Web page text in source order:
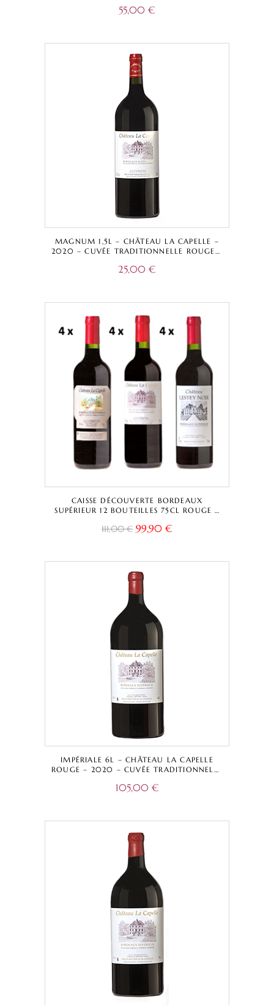
55,00 €
MAGNUM 1,5L – CHÂTEAU LA CAPELLE –
2020 – CUVÉE TRADITIONNELLE ROUGE –
25,00 €
CAISSE DÉCOUVERTE BORDEAUX
SUPÉRIEUR 12 BOUTEILLES 75CL ROUGE –
CUVÉE CAPELLA + CHÂTEAU LESTEY NOIR
111,00€ 99,90 €
IMPÉRIALE 6L – CHÂTEAU LA CAPELLE
ROUGE – 2020 – CUVÉE TRADITIONNELLE
105,00 €